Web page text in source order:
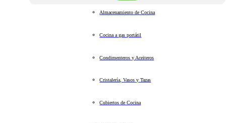
Almacenamiento de Cocina
Cocina a gas portátil
Condimenteros y Aceiteros
Cristalería, Vasos y Tazas
Cubiertos de Cocina